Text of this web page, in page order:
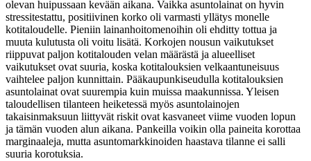
olevan huipussaan kevään aikana. Vaikka asuntolainat on hyvin
stressitestattu, positiivinen korko oli varmasti yllätys monelle
kotitaloudelle. Pieniin lainanhoitomenoihin oli ehditty tottua ja
muuta kulutusta oli voitu lisätä. Korkojen nousun vaikutukset
riippuvat paljon kotitalouden velan määrästä ja alueelliset
vaikutukset ovat suuria, koska kotitalouksien velkaantuneisuus
vaihtelee paljon kunnittain. Pääkaupunkiseudulla kotitalouksien
asuntolainat ovat suurempia kuin muissa maakunnissa. Yleisen
taloudellisen tilanteen heiketessä myös asuntolainojen
takaisinmaksuun liittyvät riskit ovat kasvaneet viime vuoden lopun
ja tämän vuoden alun aikana. Pankeilla voikin olla paineita korottaa
marginaaleja, mutta asuntomarkkinoiden haastava tilanne ei salli
suuria korotuksia.